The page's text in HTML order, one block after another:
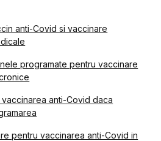
anti-Covid si vaccinare
programate pentru vaccinare
anti-Covid daca
pentru vaccinarea anti-Covid in